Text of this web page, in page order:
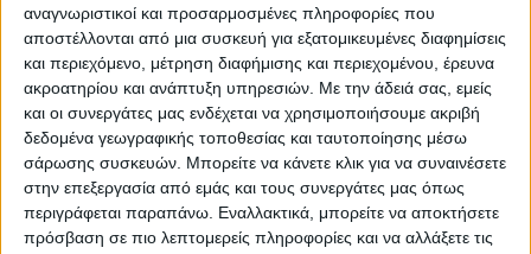
αναγνωριστικοί και προσαρμοσμένες πληροφορίες που
αποστέλλονται από μια συσκευή για εξατομικευμένες διαφημίσεις
και περιεχόμενο, μέτρηση διαφήμισης και περιεχομένου, έρευνα
ακροατηρίου και ανάπτυξη υπηρεσιών. Με την άδειά σας, εμείς
και οι συνεργάτες μας ενδέχεται να χρησιμοποιήσουμε ακριβή
δεδομένα γεωγραφικής τοποθεσίας και ταυτοποίησης μέσω
σάρωσης συσκευών. Μπορείτε να κάνετε κλικ για να συναινέσετε
στην επεξεργασία από εμάς και τους συνεργάτες μας όπως
περιγράφεται παραπάνω. Εναλλακτικά, μπορείτε να αποκτήσετε
πρόσβαση σε πιο λεπτομερείς πληροφορίες και να αλλάξετε τις
Δημοσιογραφική Ομάδα ΝΕΟΣ ΑΓΩΝ
https://neosagon.gr
Η Αρχαιότερη Καθημερινή Πρωινή Εφημερίδα της Καρδίτσας